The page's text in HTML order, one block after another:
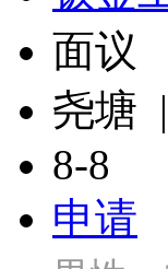
面议
尧塘
8-8
申请